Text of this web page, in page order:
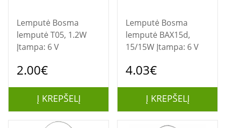
Lemputė Bosma
lemputė T05, 1.2W
Įtampa: 6 V
2.00€
Į KREPŠELĮ
Lemputė Bosma
lemputė BAX15d,
15/15W Įtampa: 6 V
4.03€
Į KREPŠELĮ